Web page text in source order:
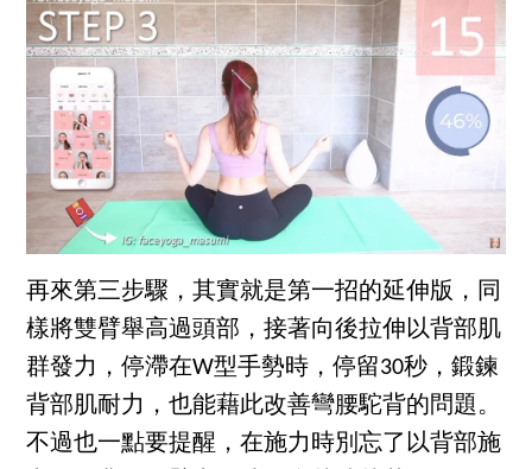
再來第三步驟，其實就是第一招的延伸版，同
樣將雙臂舉高過頭部，接著向後拉伸以背部肌
群發力，停滯在W型手勢時，停留30秒，鍛鍊
背部肌耐力，也能藉此改善彎腰駝背的問題。
不過也一點要提醒，在施力時別忘了以背部施